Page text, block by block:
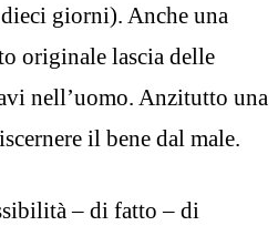
giorni). Anche una
originale lascia delle
nell’uomo. Anzitutto una
il bene dal male.
– di fatto – di